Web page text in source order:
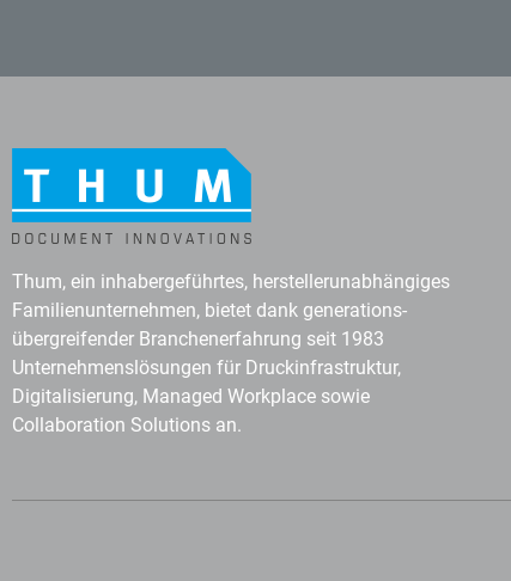
Thum, ein inhabergeführtes, herstellerunabhängiges
Familienunternehmen, bietet dank generations-
übergreifender Branchenerfahrung seit 1983
Unternehmenslösungen für Druckinfrastruktur,
Digitalisierung, Managed Workplace sowie
Collaboration Solutions an.